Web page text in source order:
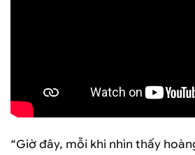
“Giờ đây, mỗi khi nhìn thấy